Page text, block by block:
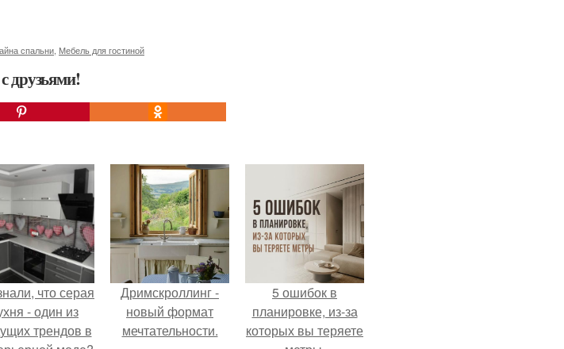
спальни Мебель для гостиной
друзьями!
что серая
- один из
трендов в
Дримскроллинг -
новый формат
мечтательности.
5 ошибок в
планировке, из-за
которых вы теряете